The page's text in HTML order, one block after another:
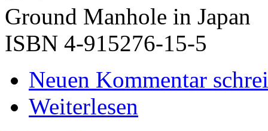
Ground Manhole in Japan
ISBN 4-915276-15-5
Neuen Kommentar
Weiterlesen